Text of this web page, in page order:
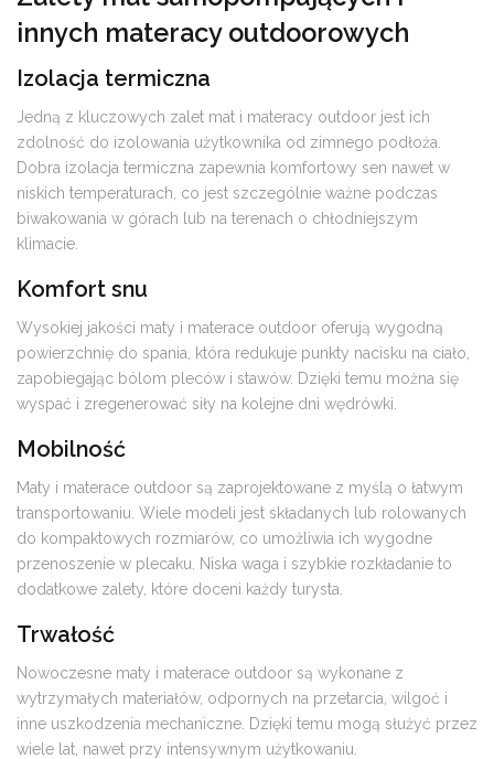
innych materacy outdoorowych
Izolacja termiczna
Jedną z kluczowych zalet mat i materacy outdoor jest ich
zdolność do izolowania użytkownika od zimnego podłoża.
Dobra izolacja termiczna zapewnia komfortowy sen nawet w
niskich temperaturach, co jest szczególnie ważne podczas
biwakowania w górach lub na terenach o chłodniejszym
klimacie.
Komfort snu
Wysokiej jakości maty i materace outdoor oferują wygodną
powierzchnię do spania, która redukuje punkty nacisku na ciało,
zapobiegając bólom pleców i stawów. Dzięki temu można się
wyspać i zregenerować siły na kolejne dni wędrówki.
Mobilność
Maty i materace outdoor są zaprojektowane z myślą o łatwym
transportowaniu. Wiele modeli jest składanych lub rolowanych
do kompaktowych rozmiarów, co umożliwia ich wygodne
przenoszenie w plecaku. Niska waga i szybkie rozkładanie to
dodatkowe zalety, które doceni każdy turysta.
Trwałość
Nowoczesne maty i materace outdoor są wykonane z
wytrzymałych materiałów, odpornych na przetarcia, wilgoć i
inne uszkodzenia mechaniczne. Dzięki temu mogą służyć przez
wiele lat, nawet przy intensywnym użytkowaniu.